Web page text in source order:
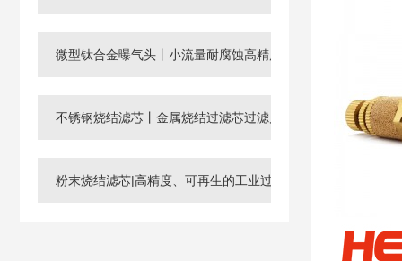
微型钛合金曝气头丨小流量耐腐蚀高精度工业微孔气体分布器
不锈钢烧结滤芯丨金属烧结过滤芯过滤片滤管
粉末烧结滤芯|高精度、可再生的工业过滤核心元件